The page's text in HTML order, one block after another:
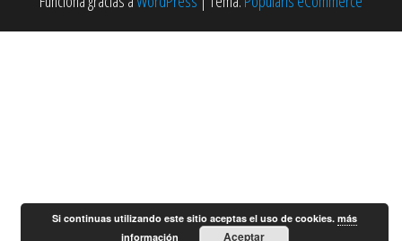
Si continuas utilizando este sitio aceptas el uso de cookies.más
información
Aceptar